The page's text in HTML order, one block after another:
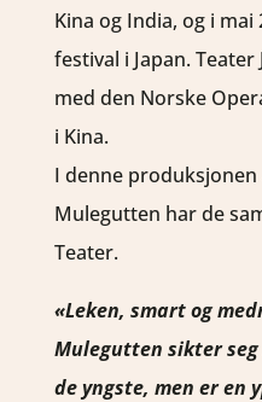
Kina og India, og i mai
festival i Japan.
med den Norske
i Kina.
I denne
Mulegutten har de
Teater.
«Leken, smart og
Mulegutten sikter
de yngste, men er en